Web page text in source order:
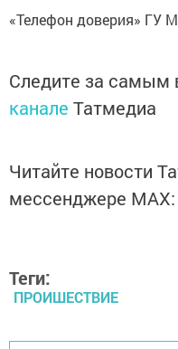
«Телефон доверия» ГУ
Следите за
канале Татмедиа
Читайте новости
мессенджере MАХ:
Теги:
ПРОИШЕСТВИЕ